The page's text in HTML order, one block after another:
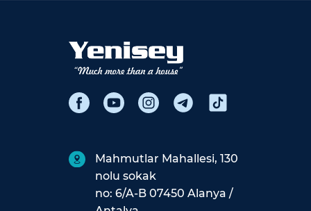
Mahmutlar Mahallesi, 130
nolu sokak
no: 6/A-B 07450 Alanya /